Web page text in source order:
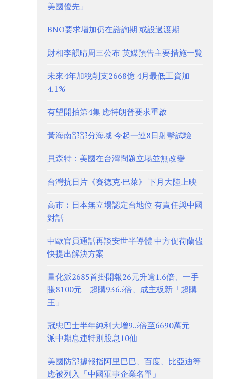
美國優先」
BNO要求增加仍在諮詢期 或設過渡期
財相李韻晴周三公布 英媒預告主要措施一覽
未來4年加稅削支2668億 4月最低工資加
4.1%
有望開拍第4集 應特朗普要求重啟
黃海南部部分海域 今起一連8日射擊試驗
貝森特：美國在台灣問題立場並無改變
台灣抗日片《賽德克·巴萊》 下月大陸上映
高市︰日本無立場認定台地位 有責任與中國
對話
中歐官員通話再談安世半導體 中方促荷蘭儘
快提出解決方案
量化派2685首掛開報26元升逾1.6倍、一手
賺8100元 超購9365倍、成主板新「超購
王」
冠忠巴士半年純利大增9.5倍至6690萬元
派中期息連特別股息10仙
美國防部據報指阿里巴巴、百度、比亞迪等
應被列入「中國軍事企業名單」